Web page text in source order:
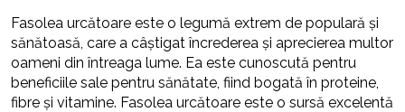
Fasolea urcătoare este o legumă extrem de populară și
sănătoasă, care a câștigat încrederea și aprecierea multor
oameni din întreaga lume. Ea este cunoscută pentru
beneficiile sale pentru sănătate, fiind bogată în proteine,
fibre și vitamine. Fasolea urcătoare este o sursă excelentă